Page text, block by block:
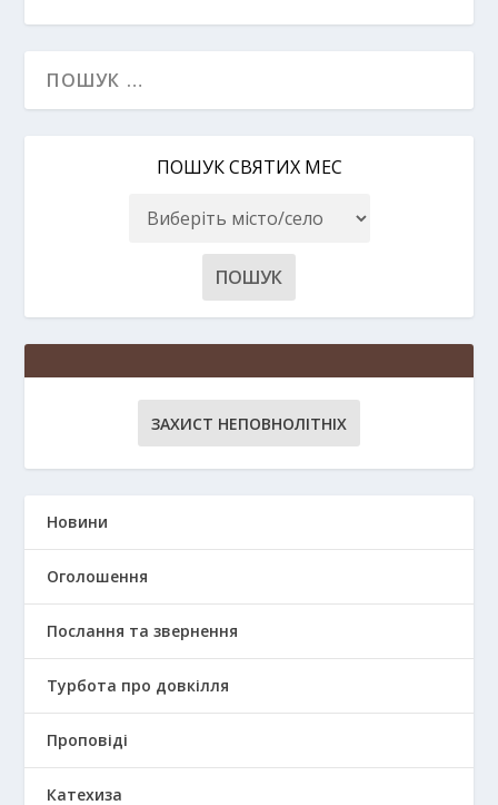
ПОШУК СВЯТИХ МЕС
ЗАХИСТ НЕПОВНОЛІТНІХ
Новини
Оголошення
Послання та звернення
Турбота про довкілля
Проповіді
Катехиза